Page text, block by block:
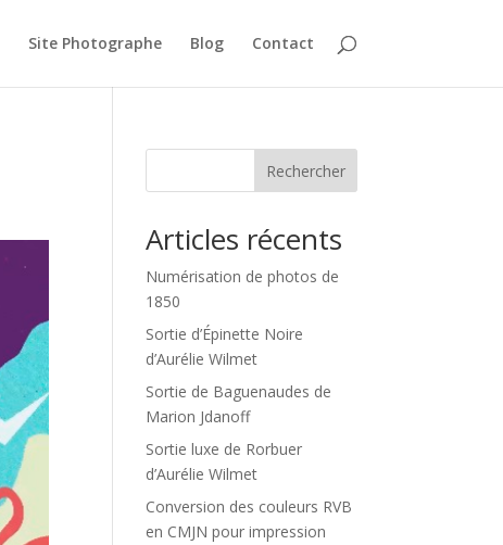
Site Photographe Blog Contact
Rechercher
Articles récents
Numérisation de photos de
1850
Sortie d’Épinette Noire
d’Aurélie Wilmet
Sortie de Baguenaudes de
Marion Jdanoff
Sortie luxe de Rorbuer
d’Aurélie Wilmet
Conversion des couleurs RVB
en CMJN pour impression